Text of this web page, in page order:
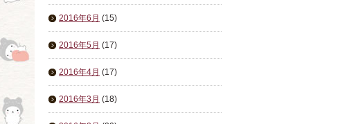
2016年6月 (15)
2016年5月 (17)
2016年4月 (17)
2016年3月 (18)